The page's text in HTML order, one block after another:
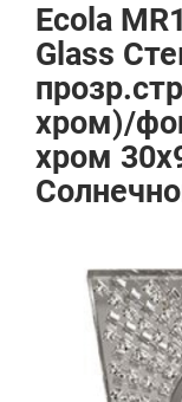
Ecola
Glass
хром)/
хром